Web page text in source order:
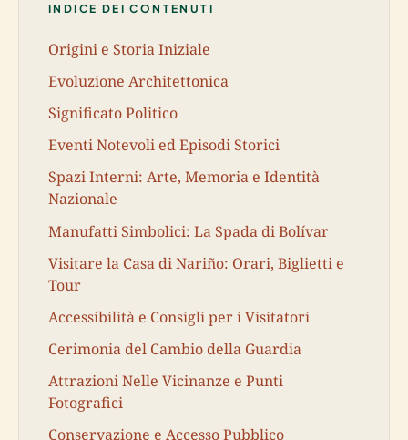
INDICE DEI CONTENUTI
Origini e Storia Iniziale
Evoluzione Architettonica
Significato Politico
Eventi Notevoli ed Episodi Storici
Spazi Interni: Arte, Memoria e Identità
Nazionale
Manufatti Simbolici: La Spada di Bolívar
Visitare la Casa di Nariño: Orari, Biglietti e
Tour
Accessibilità e Consigli per i Visitatori
Cerimonia del Cambio della Guardia
Attrazioni Nelle Vicinanze e Punti
Fotografici
Conservazione e Accesso Pubblico